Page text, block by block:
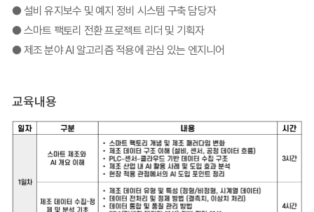
● 설비 유지보수 및 예지 정비 시스템 구축 담당자
● 스마트 팩토리 전환 프로젝트 리더 및 기획자
● 제조 분야 AI 알고리즘 적용에 관심 있는 엔지니어
교육내용